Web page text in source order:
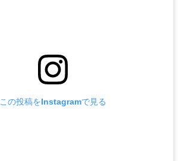
この投稿をInstagramで見る